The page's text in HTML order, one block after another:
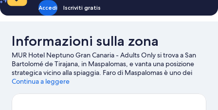
Accedi Iscriviti gratis
Informazioni sulla zona
MUR Hotel Neptuno Gran Canaria - Adults Only si trova a San
Bartolomé de Tirajana, in Maspalomas, e vanta una posizione
strategica vicino alla spiaggia. Faro di Maspalomas è uno dei
punti di riferimento più importanti della zona. A livello
Cura. Anche Parco acquatico del Lago Taurito e Parque Botánico
Continua a leggere